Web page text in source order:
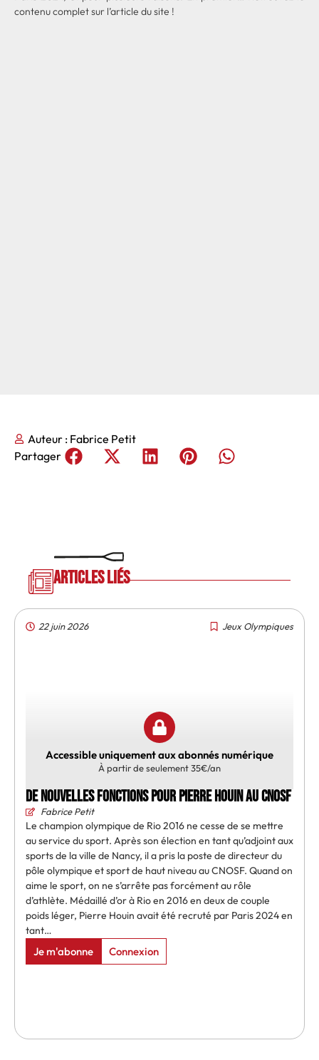
contenu complet sur l’article du site !
Partager
Auteur : Fabrice Petit
Articles liés
22 juin 2026 Jeux Olympiques
Accessible uniquement aux abonnés numérique
À partir de seulement 35€/an
De nouvelles fonctions pour Pierre Houin au CNOSF
Fabrice Petit
Le champion olympique de Rio 2016 ne cesse de se mettre
au service du sport. Après son élection en tant qu’adjoint aux
sports de la ville de Nancy, il a pris la poste de directeur du
pôle olympique et sport de haut niveau au CNOSF. Quand on
aime le sport, on ne s’arrête pas forcément au rôle
d’athlète. Médaillé d’or à Rio en 2016 en deux de couple
poids léger, Pierre Houin avait été recruté par Paris 2024 en
tant…
Je m'abonne Connexion